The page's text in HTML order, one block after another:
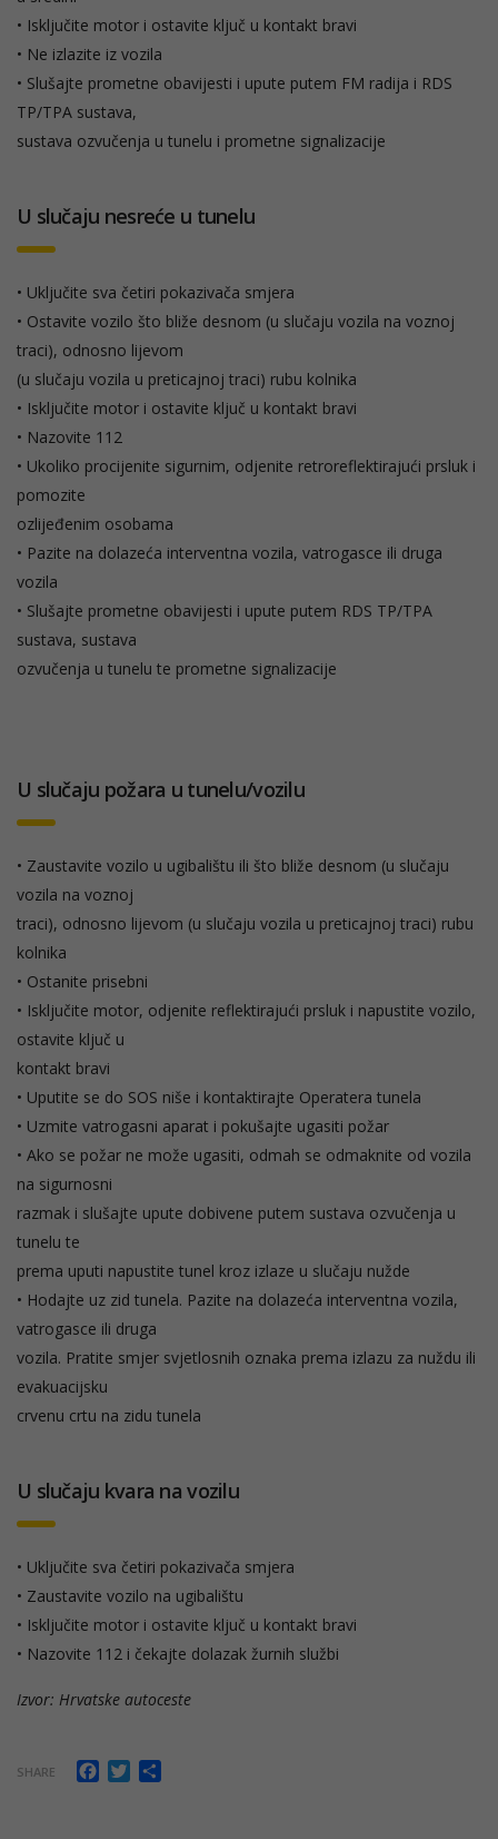
• Isključite motor i ostavite ključ u kontakt bravi
• Ne izlazite iz vozila
• Slušajte prometne obavijesti i upute putem FM radija i RDS
TP/TPA sustava,
sustava ozvučenja u tunelu i prometne signalizacije
U slučaju nesreće u tunelu
• Uključite sva četiri pokazivača smjera
• Ostavite vozilo što bliže desnom (u slučaju vozila na voznoj
traci), odnosno lijevom
(u slučaju vozila u preticajnoj traci) rubu kolnika
• Isključite motor i ostavite ključ u kontakt bravi
• Nazovite 112
• Ukoliko procijenite sigurnim, odjenite retroreflektirajući prsluk i
pomozite
ozlijeđenim osobama
• Pazite na dolazeća interventna vozila, vatrogasce ili druga
vozila
• Slušajte prometne obavijesti i upute putem RDS TP/TPA
sustava, sustava
ozvučenja u tunelu te prometne signalizacije
U slučaju požara u tunelu/vozilu
• Zaustavite vozilo u ugibalištu ili što bliže desnom (u slučaju
vozila na voznoj
traci), odnosno lijevom (u slučaju vozila u preticajnoj traci) rubu
kolnika
• Ostanite prisebni
• Isključite motor, odjenite reflektirajući prsluk i napustite vozilo,
ostavite ključ u
kontakt bravi
• Uputite se do SOS niše i kontaktirajte Operatera tunela
• Uzmite vatrogasni aparat i pokušajte ugasiti požar
• Ako se požar ne može ugasiti, odmah se odmaknite od vozila
na sigurnosni
razmak i slušajte upute dobivene putem sustava ozvučenja u
tunelu te
prema uputi napustite tunel kroz izlaze u slučaju nužde
• Hodajte uz zid tunela. Pazite na dolazeća interventna vozila,
vatrogasce ili druga
vozila. Pratite smjer svjetlosnih oznaka prema izlazu za nuždu ili
evakuacijsku
crvenu crtu na zidu tunela
U slučaju kvara na vozilu
• Uključite sva četiri pokazivača smjera
• Zaustavite vozilo na ugibalištu
• Isključite motor i ostavite ključ u kontakt bravi
• Nazovite 112 i čekajte dolazak žurnih službi
Izvor: Hrvatske autoceste
SHARE Facebook
Twitter